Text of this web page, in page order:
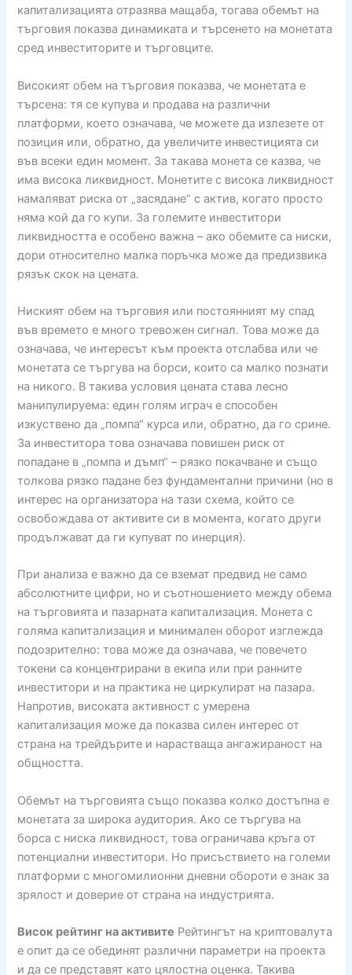
капитализацията отразява мащаба, тогава обемът на
търговия показва динамиката и търсенето на монетата
сред инвеститорите и търговците.
Високият обем на търговия показва, че монетата е
търсена: тя се купува и продава на различни
платформи, което означава, че можете да излезете от
позиция или, обратно, да увеличите инвестицията си
във всеки един момент. За такава монета се казва, че
има висока ликвидност. Монетите с висока ликвидност
намаляват риска от „засядане“ с актив, когато просто
няма кой да го купи. За големите инвеститори
ликвидността е особено важна – ако обемите са ниски,
дори относително малка поръчка може да предизвика
рязък скок на цената.
Ниският обем на търговия или постоянният му спад
във времето е много тревожен сигнал. Това може да
означава, че интересът към проекта отслабва или че
монетата се търгува на борси, които са малко познати
на никого. В такива условия цената става лесно
манипулируема: един голям играч е способен
изкуствено да „помпа“ курса или, обратно, да го срине.
За инвеститора това означава повишен риск от
попадане в „помпа и дъмп“ – рязко покачване и също
толкова рязко падане без фундаментални причини (но в
интерес на организатора на тази схема, който се
освобождава от активите си в момента, когато други
продължават да ги купуват по инерция).
При анализа е важно да се вземат предвид не само
абсолютните цифри, но и съотношението между обема
на търговията и пазарната капитализация. Монета с
голяма капитализация и минимален оборот изглежда
подозрително: това може да означава, че повечето
токени са концентрирани в екипа или при ранните
инвеститори и на практика не циркулират на пазара.
Напротив, високата активност с умерена
капитализация може да показва силен интерес от
страна на трейдърите и нарастваща ангажираност на
общността.
Обемът на търговията също показва колко достъпна е
монетата за широка аудитория. Ако се търгува на
борса с ниска ликвидност, това ограничава кръга от
потенциални инвеститори. Но присъствието на големи
платформи с многомилионни дневни обороти е знак за
зрялост и доверие от страна на индустрията.
Висок рейтинг на активите Рейтингът на криптовалута
е опит да се обединят различни параметри на проекта
и да се представят като цялостна оценка. Такива